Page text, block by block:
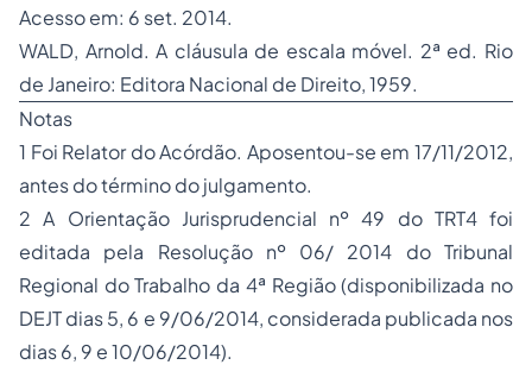
Acesso em: 6 set. 2014.
WALD, Arnold. A cláusula de escala móvel. 2ª ed. Rio
de Janeiro: Editora Nacional de Direito, 1959.
Notas
1 Foi Relator do Acórdão. Aposentou-se em 17/11/2012,
antes do término do julgamento.
2 A Orientação Jurisprudencial nº 49 do TRT4 foi
editada pela Resolução nº 06/ 2014 do Tribunal
Regional do Trabalho da 4ª Região (disponibilizada no
DEJT dias 5, 6 e 9/06/2014, considerada publicada nos
dias 6, 9 e 10/06/2014).